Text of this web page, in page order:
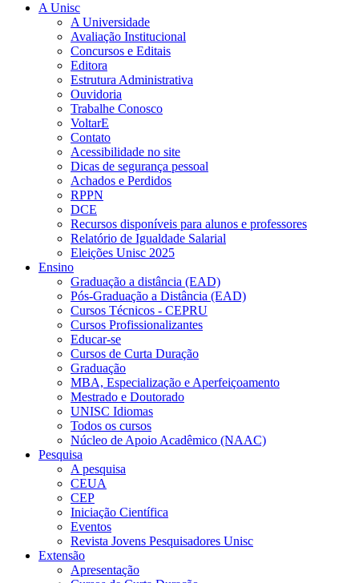
A Unisc
A Universidade
Avaliação Institucional
Concursos e Editais
Editora
Estrutura Administrativa
Ouvidoria
Trabalhe Conosco
VoltarE
Contato
Acessibilidade no site
Dicas de segurança pessoal
Achados e Perdidos
RPPN
DCE
Recursos disponíveis para alunos e professores
Relatório de Igualdade Salarial
Eleições Unisc 2025
Ensino
Graduação a distância (EAD)
Pós-Graduação a Distância (EAD)
Cursos Técnicos - CEPRU
Cursos Profissionalizantes
Educar-se
Cursos de Curta Duração
Graduação
MBA, Especialização e Aperfeiçoamento
Mestrado e Doutorado
UNISC Idiomas
Todos os cursos
Núcleo de Apoio Acadêmico (NAAC)
Pesquisa
A pesquisa
CEUA
CEP
Iniciação Científica
Eventos
Revista Jovens Pesquisadores Unisc
Extensão
Apresentação